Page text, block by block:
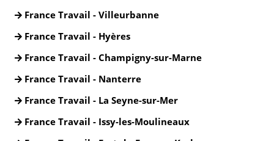
France Travail - Villeurbanne
France Travail - Hyères
France Travail - Champigny-sur-Marne
France Travail - Nanterre
France Travail - La Seyne-sur-Mer
France Travail - Issy-les-Moulineaux